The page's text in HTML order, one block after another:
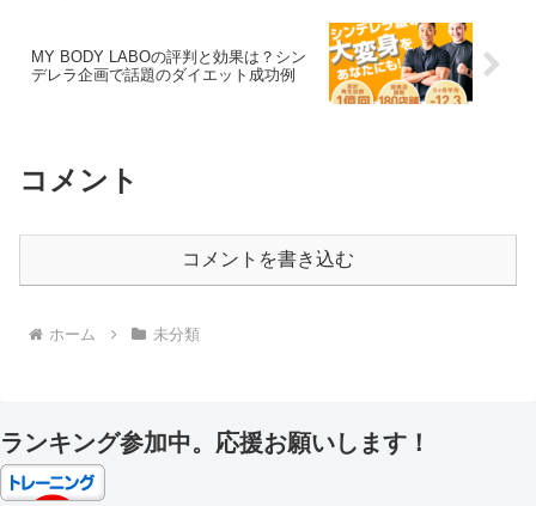
MY BODY LABOの評判と効果は？シン
デレラ企画で話題のダイエット成功例
コメント
コメントを書き込む
ホーム 未分類
ランキング参加中。応援お願いします！